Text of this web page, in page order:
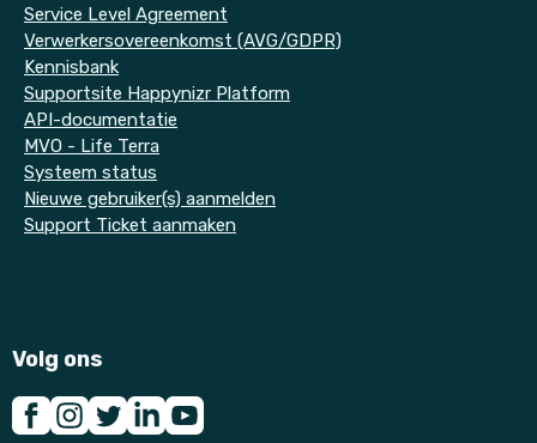
Service Level Agreement
Verwerkersovereenkomst (AVG/GDPR)
Kennisbank
Supportsite Happynizr Platform
API-documentatie
MVO - Life Terra
Systeem status
Nieuwe gebruiker(s) aanmelden
Support Ticket aanmaken
Volg ons